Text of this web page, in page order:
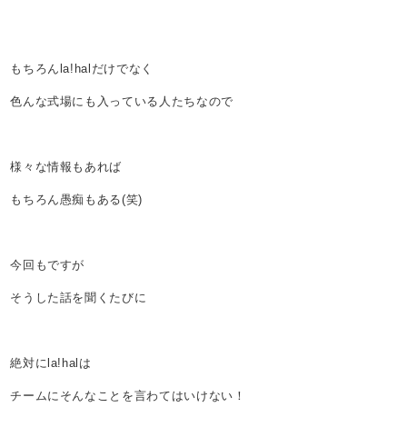
もちろんla!halだけでなく
色んな式場にも入っている人たちなので
様々な情報もあれば
もちろん愚痴もある(笑)
今回もですが
そうした話を聞くたびに
絶対にla!halは
チームにそんなことを言わてはいけない！